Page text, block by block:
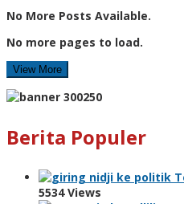
No More Posts Available.
No more pages to load.
View More
Berita Populer
5534 Views